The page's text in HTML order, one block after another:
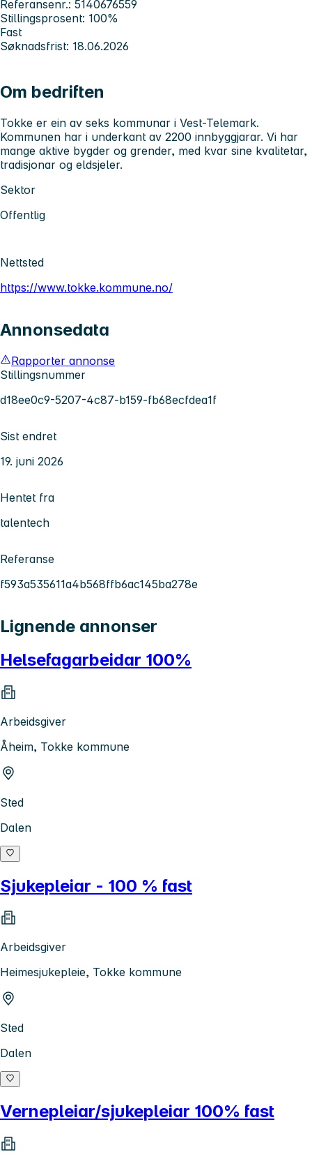
Referansenr.: 5140676559
Stillingsprosent: 100%
Fast
Søknadsfrist: 18.06.2026
Om bedriften
Tokke er ein av seks kommunar i Vest-Telemark.
Kommunen har i underkant av 2200 innbyggjarar. Vi har
mange aktive bygder og grender, med kvar sine kvalitetar,
tradisjonar og eldsjeler.
Sektor
Offentlig
Nettsted
https://www.tokke.kommune.no/
Annonsedata
Rapporter annonse
Stillingsnummer
d18ee0c9-5207-4c87-b159-fb68ecfdea1f
Sist endret
19. juni 2026
Hentet fra
talentech
Referanse
f593a535611a4b568ffb6ac145ba278e
Lignende annonser
Helsefagarbeidar 100%
Arbeidsgiver
Åheim, Tokke kommune
Sted
Dalen
Sjukepleiar - 100 % fast
Arbeidsgiver
Heimesjukepleie, Tokke kommune
Sted
Dalen
Vernepleiar/sjukepleiar 100% fast